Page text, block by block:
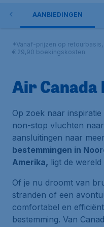
AANBIEDINGEN
*Vanaf-prijzen op
€ 29,90 boekingskosten.
Air Canada
Op zoek naar
non-stop vluchten
aansluitingen naar
bestemmingen in
Amerika, ligt de
Of je nu droomt van
stranden of een
comfortabel en
bestemming. Van